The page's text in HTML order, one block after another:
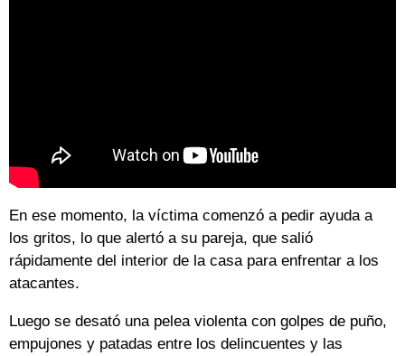
En ese momento, la víctima comenzó a pedir ayuda a
los gritos, lo que alertó a su pareja, que salió
rápidamente del interior de la casa para enfrentar a los
atacantes.
Luego se desató una pelea violenta con golpes de puño,
empujones y patadas entre los delincuentes y las